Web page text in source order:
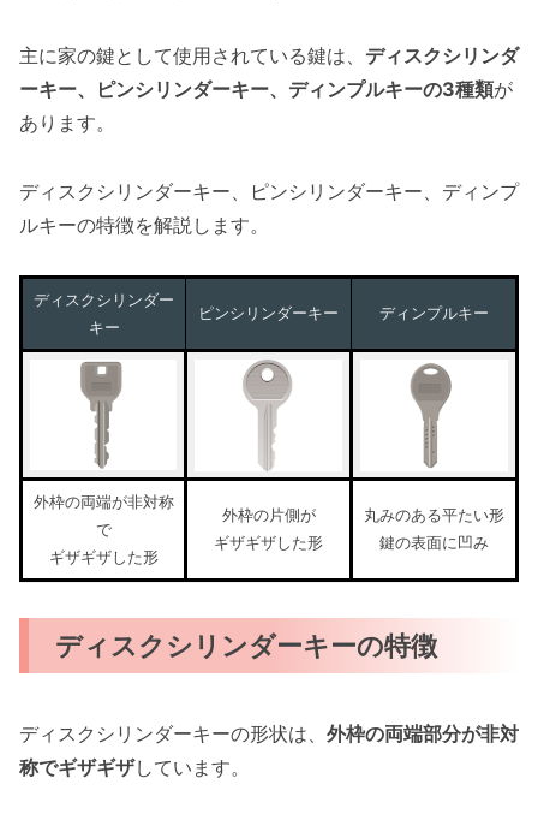
主に家の鍵として使用されている鍵は、 ディスクシリンダ
ーキー、ピンシリンダーキー、ディンプルキーの3種類が
あります。
ディスクシリンダーキー、ピンシリンダーキー、ディンプ
ルキーの特徴を解説します。
ディスクシリンダー
キー
ピンシリンダーキー ディンプルキー
外枠の両端が非対称
で
ギザギザした形
外枠の片側が
ギザギザした形
丸みのある平たい形
鍵の表面に凹み
ディスクシリンダーキーの特徴
ディスクシリンダーキーの形状は、 外枠の両端部分が非対
称でギザギザしています。